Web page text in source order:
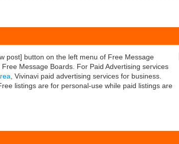
post] button on the left menu of Free Message
Message Boards. For Paid Advertising services
, Vivinavi paid advertising services for business.
listings are for personal-use while paid listings are